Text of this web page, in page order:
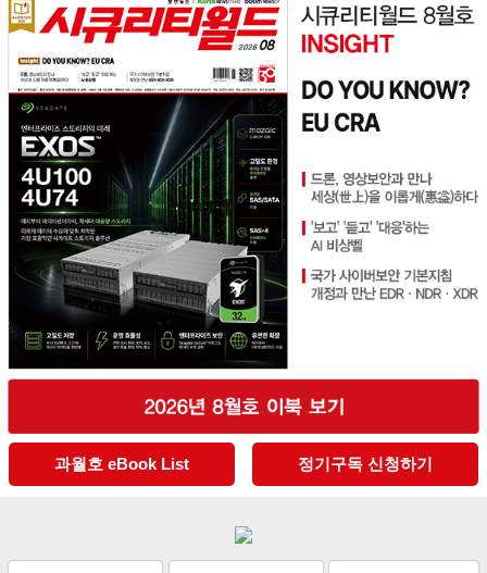
과월호 eBook List 정기구독 신청하기